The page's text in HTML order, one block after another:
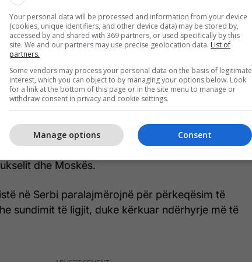
BE, Danijel Apostoloviq, tha se është i bindur se
fondesh dhe se Serbia mbetet e përkushtuar
BE, duke vazhduar bisedimet me Brukselin.
gjyqësor janë cilësuar nga BE si hap prapa,
i Komisionit të Venecias, i cili mund të ndikojë
më i madh i Serbisë, me qindra miliona euro
euro investime ndër vite, por vendi vazhdon të
dhe Moskës.
në Serbi paralajmërojnë për përkeqësim të
sundimit të ligjit, duke kërkuar ndërhyrje më të
Your personal data will be processed and information from your device
(cookies, unique identifiers, and other device data) may be stored by,
accessed by and shared with 369 partners, or used specifically by this
site. We and our partners may use precise geolocation data. List of
partners.
Some vendors may process your personal data on the basis of legitimate
interest, which you can object to by managing your options below. Look
for a link at the bottom of this page or in the site menu to manage or
withdraw consent in privacy and cookie settings.
Consent
Manage options